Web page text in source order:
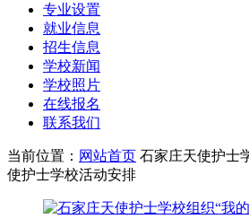
专业设置
就业信息
招生信息
学校新闻
学校照片
在线报名
联系我们
当前位置： 网站首页 石家庄天使护士
使护士学校活动安排